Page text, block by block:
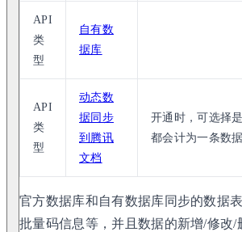
API
类
型
自有数
据库
API
类
型
动态数
据同步
到腾讯
文档
开通时，可选择
都会计为一条数据
官方数据库和自有数据库同步的数据
批量码信息等，并且数据的新增/修改